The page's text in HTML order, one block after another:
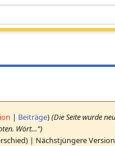
| Beiträge)(Die Seite wurde
Wört…“)
| Nächstjüngere